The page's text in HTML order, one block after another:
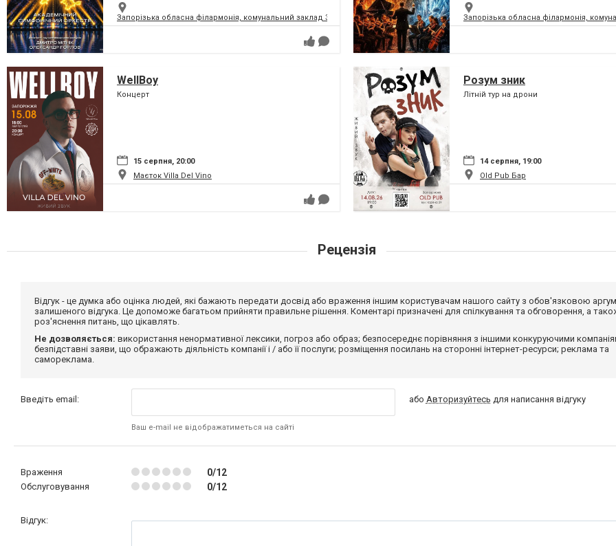
Запорізька обласна філармонія, комунальний заклад Запорізької обласної ради Запорізька обласна філармонія,
WellBoy
Концерт
15 серпня, 20:00
Маєток Villa Del Vino
Розум зник
Літній тур на дрони
14 серпня, 19:00
Old Pub Бар
Рецензія
Відгук - це думка або оцінка людей, які бажають передати досвід або враження іншим користувачам нашого сайту з обов'язковою
залишеного відгука. Це допоможе багатьом прийняти правильне рішення. Коментарі призначені для спілкування та обговорення, а
роз'яснення питань, що цікавлять.
Не дозволяється: використання ненормативної лексики, погроз або образ; безпосереднє порівняння з іншими конкуруючими
безпідставні заяви, що ображають діяльність компанії і / або її послуги; розміщення посилань на сторонні інтернет-ресурси; реклама та
самореклама.
Введіть email:
Ваш e-mail не відображатиметься на сайті
або Авторизуйтесь для написання відгуку
Враження 0/12
Обслуговування 0/12
Відгук: